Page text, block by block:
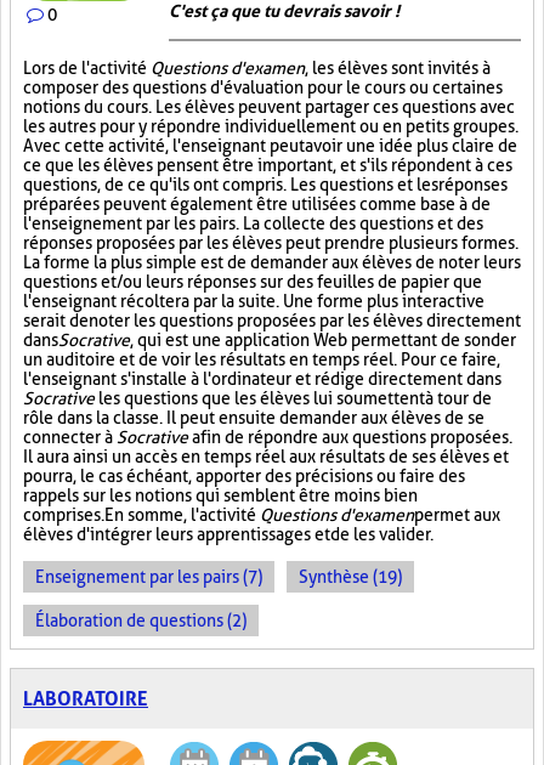
0 C'est ça que tu devrais savoir !
Lors de l'activité Questions d'examen, les élèves sont invités à
composer des questions d'évaluation pour le cours ou certaines
notions du cours. Les élèves peuvent partager ces questions avec
les autres pour y répondre individuellement ou en petits groupes.
Avec cette activité, l'enseignant peut avoir une idée plus claire de
ce que les élèves pensent être important, et s'ils répondent à ces
questions, de ce qu'ils ont compris. Les questions et les réponses
préparées peuvent également être utilisées comme base à de
l'enseignement par les pairs. La collecte des questions et des
réponses proposées par les élèves peut prendre plusieurs formes.
La forme la plus simple est de demander aux élèves de noter leurs
questions et/ou leurs réponses sur des feuilles de papier que
l'enseignant récoltera par la suite. Une forme plus interactive
serait de noter les questions proposées par les élèves directement
dansSocrative, qui est une application Web permettant de sonder
un auditoire et de voir les résultats en temps réel. Pour ce faire,
l'enseignant s'installe à l'ordinateur et rédige directement dans
Socrativeles questions que les élèves lui soumettent à tour de
rôle dans la classe. Il peut ensuite demander aux élèves de se
connecter à Socrativeafin de répondre aux questions proposées.
Il aura ainsi un accès en temps réel aux résultats de ses élèves et
pourra, le cas échéant, apporter des précisions ou faire des
rappels sur les notions qui semblent être moins bien
comprises. En somme, l'activité Questions d'examenpermet aux
élèves d'intégrer leurs apprentissages et de les valider.
Enseignement par les pairs (7) Synthèse (19)
Élaboration de questions (2)
LABORATOIRE